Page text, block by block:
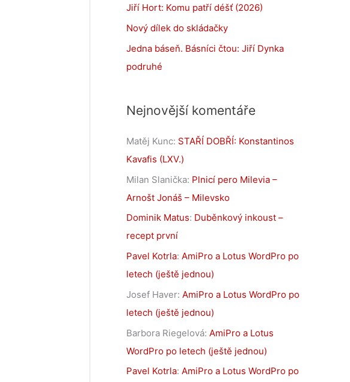
Jiří Hort: Komu patří déšť (2026)
Nový dílek do skládačky
Jedna báseň. Básníci čtou: Jiří Dynka
podruhé
Nejnovější komentáře
Matěj Kunc: STAŘÍ DOBŘÍ: Konstantinos
Kavafis (LXV.)
Milan Slanička: Plnicí pero Milevia –
Arnošt Jonáš – Milevsko
Dominik Matus: Duběnkový inkoust –
recept první
Pavel Kotrla: AmiPro a Lotus WordPro po
letech (ještě jednou)
Josef Haver: AmiPro a Lotus WordPro po
letech (ještě jednou)
Barbora Riegelová: AmiPro a Lotus
WordPro po letech (ještě jednou)
Pavel Kotrla: AmiPro a Lotus WordPro po